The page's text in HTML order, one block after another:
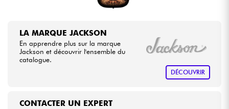
LA MARQUE JACKSON
En apprendre plus sur la marque
Jackson et découvrir l'ensemble du
catalogue.
DÉCOUVRIR
CONTACTER UN EXPERT